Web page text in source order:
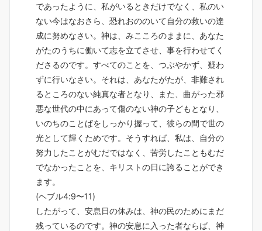
であったように、私がいるときだけでなく、私のい
ない今はなおさら、恐れおののいて自分の救いの達
成に努めなさい。神は、みこころのままに、あなた
がたのうちに働いて志を立てさせ、事を行わせてく
ださるのです。すべてのことを、つぶやかず、疑わ
ずに行いなさい。それは、あなたがたが、非難され
るところのない純真な者となり、また、曲がった邪
悪な世代の中にあって傷のない神の子どもとなり、
いのちのことばをしっかり握って、彼らの間で世の
光として輝くためです。そうすれば、私は、自分の
努力したことがむだではなく、苦労したこともむだ
でなかったことを、キリストの日に誇ることができ
ます。
(ヘブル4:9〜11)
したがって、安息日の休みは、神の民のためにまだ
残っているのです。神の安息に入った者ならば、神